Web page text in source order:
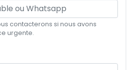
contacterons si nous avons
urgente.